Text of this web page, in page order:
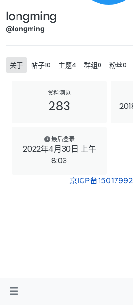
longming
@longming
关于 帖子10 主题4 群组0 粉丝0
资料浏览
283
最后登录
2022年4月30日 上午
8:03
京ICP备